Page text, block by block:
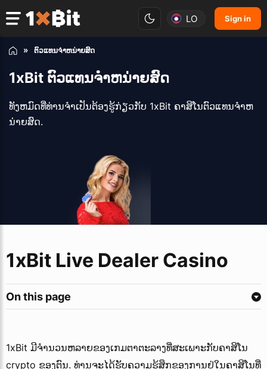
LO Sign in
ຕົວແທນຈໍາຫນ່າຍສົດ
1xBit ຕົວແທນຈໍາຫນ່າຍສົດ
ທັງຫມົດທີ່ທ່ານຈໍາເປັນຕ້ອງຮູ້ກ່ຽວກັບ 1xBit ຄາສິໂນຕົວແທນຈໍາຫ
ນ່າຍສົດ.
1xBit Live Dealer Casino
On this page
1xBit ມີຈໍານວນຫລາຍຂອງເກມຕາຕະລາງທີ່ສະເພາະກັບຄາສິໂນ
crypto ຂອງຕົນ. ທ່ານຈະໄດ້ຮັບຄວາມຮູ້ສຶກຂອງການຢູ່ໃນຄາສິໂນທີ່